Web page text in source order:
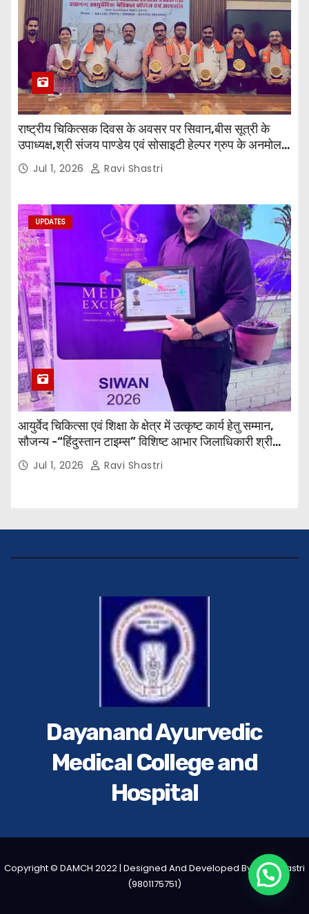
राष्ट्रीय चिकित्सक दिवस के अवसर पर सिवान,बीस सूत्री के
उपाध्यक्ष,श्री संजय पाण्डेय एवं सोसाइटी हेल्पर ग्रुप के अनमोल
जी तथा इनर व्हील क्लब की अध्यक्षा श्रीमती आरती अलोक वर्मा
एवं उनकी टीम द्वारा महाविद्यालय के प्राचार्य डॉ. सुधांशु शेखर
Jul 1, 2026 Ravi Shastri
UPDATES
आयुर्वेद चिकित्सा एवं शिक्षा के क्षेत्र में उत्कृष्ट कार्य हेतु सम्मान,
सौजन्य -“हिंदुस्तान टाइम्स” विशिष्ट आभार जिलाधिकारी श्री
विवेक रंजन मैत्रेय (भा०प्र० से०), आरक्षी अधीक्षक श्री पूरन झा
(भा०पु०से०) सिविल सर्जन, सिवान एवं ब्यूरो चीफ श्री नीरज
Jul 1, 2026 Ravi Shastri
Dayanand Ayurvedic
Medical College and
Hospital